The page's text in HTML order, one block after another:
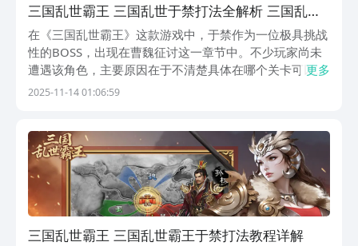
三国乱世霸王 三国乱世于禁打法全解析 三国乱世
霸王挑战 三国乱世于禁战斗技巧详解
在《三国乱世霸王》这款游戏中，于禁作为一位极具挑战
性的BOSS，出现在曹魏征讨这一章节中。不少玩家尚未
遭遇该角色，主要原因在于不清楚具体在哪个关卡可以触
发与他的战斗。本文将详细说明于禁的出现位置以及应对
更多
2025-11-14 01:06:59
三国乱世霸王 三国乱世霸王于禁打法教程详解